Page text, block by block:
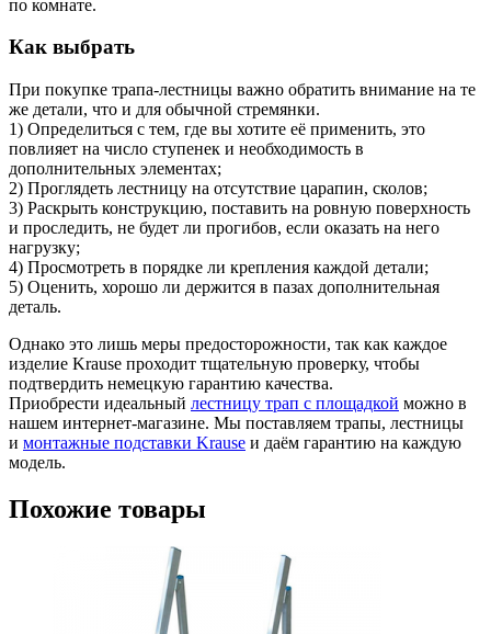
по комнате.
Как выбрать
При покупке трапа-лестницы важно обратить внимание на те
же детали, что и для обычной стремянки.
1) Определиться с тем, где вы хотите её применить, это
повлияет на число ступенек и необходимость в
дополнительных элементах;
2) Проглядеть лестницу на отсутствие царапин, сколов;
3) Раскрыть конструкцию, поставить на ровную поверхность
и проследить, не будет ли прогибов, если оказать на него
нагрузку;
4) Просмотреть в порядке ли крепления каждой детали;
5) Оценить, хорошо ли держится в пазах дополнительная
деталь.
Однако это лишь меры предосторожности, так как каждое
изделие Krause проходит тщательную проверку, чтобы
подтвердить немецкую гарантию качества.
Приобрести идеальный лестницу трап с площадкой можно в
нашем интернет-магазине. Мы поставляем трапы, лестницы
и монтажные подставки Krause и даём гарантию на каждую
модель.
Похожие товары